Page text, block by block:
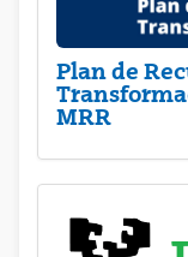
Plan de
MRR